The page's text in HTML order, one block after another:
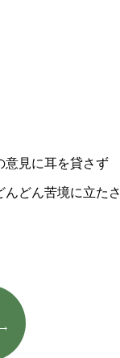
意見に耳を貸さず
どん苦境に立たさ